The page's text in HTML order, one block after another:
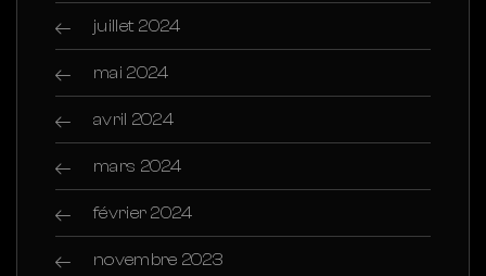
juillet 2024
mai 2024
avril 2024
mars 2024
février 2024
novembre 2023